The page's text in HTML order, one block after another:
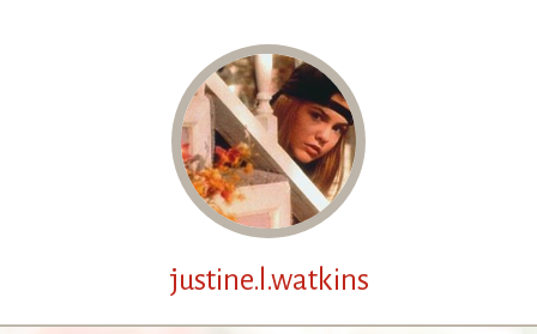
justine.l.watkins